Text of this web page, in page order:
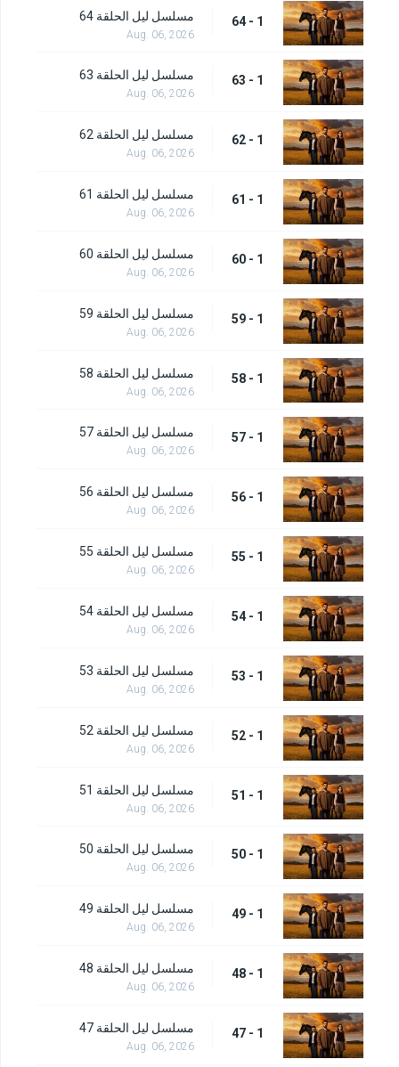
1 - 64 مسلسل ليل الحلقة 64
Aug. 06, 2026
1 - 63 مسلسل ليل الحلقة 63
Aug. 06, 2026
1 - 62 مسلسل ليل الحلقة 62
Aug. 06, 2026
1 - 61 مسلسل ليل الحلقة 61
Aug. 06, 2026
1 - 60 مسلسل ليل الحلقة 60
Aug. 06, 2026
1 - 59 مسلسل ليل الحلقة 59
Aug. 06, 2026
1 - 58 مسلسل ليل الحلقة 58
Aug. 06, 2026
1 - 57 مسلسل ليل الحلقة 57
Aug. 06, 2026
1 - 56 مسلسل ليل الحلقة 56
Aug. 06, 2026
1 - 55 مسلسل ليل الحلقة 55
Aug. 06, 2026
1 - 54 مسلسل ليل الحلقة 54
Aug. 06, 2026
1 - 53 مسلسل ليل الحلقة 53
Aug. 06, 2026
1 - 52 مسلسل ليل الحلقة 52
Aug. 06, 2026
1 - 51 مسلسل ليل الحلقة 51
Aug. 06, 2026
1 - 50 مسلسل ليل الحلقة 50
Aug. 06, 2026
1 - 49 مسلسل ليل الحلقة 49
Aug. 06, 2026
1 - 48 مسلسل ليل الحلقة 48
Aug. 06, 2026
1 - 47 مسلسل ليل الحلقة 47
Aug. 06, 2026